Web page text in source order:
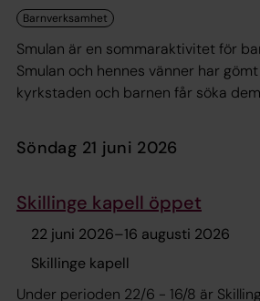
Smulan är en sommaraktivitet för
Smulan och hennes vänner har
kyrkstaden och barnen får söka
arbetsperiod och dagtid kan barnen
söndag 21 juni 2026
Skillinge kapell öppet
22 juni 2026–16 augusti 2026
Skillinge kapell
Under perioden 22/6 - 16/8 är